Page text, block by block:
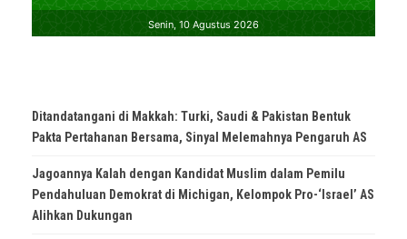
Ditandatangani di Makkah: Turki, Saudi & Pakistan Bentuk
Pakta Pertahanan Bersama, Sinyal Melemahnya Pengaruh AS
Jagoannya Kalah dengan Kandidat Muslim dalam Pemilu
Pendahuluan Demokrat di Michigan, Kelompok Pro-‘Israel’ AS
Alihkan Dukungan